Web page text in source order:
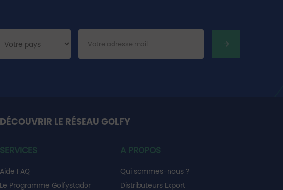
DÉCOUVRIR LE RÉSEAU GOLFY
SERVICES
Aide FAQ
Le Programme Golfystador
A PROPOS
Qui sommes-nous ?
Distributeurs Export